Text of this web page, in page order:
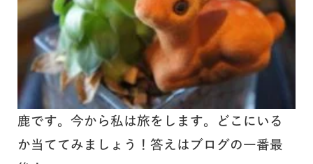
鹿です。今から私は旅をします。どこにいる
か当ててみましょう！答えはブログの一番最